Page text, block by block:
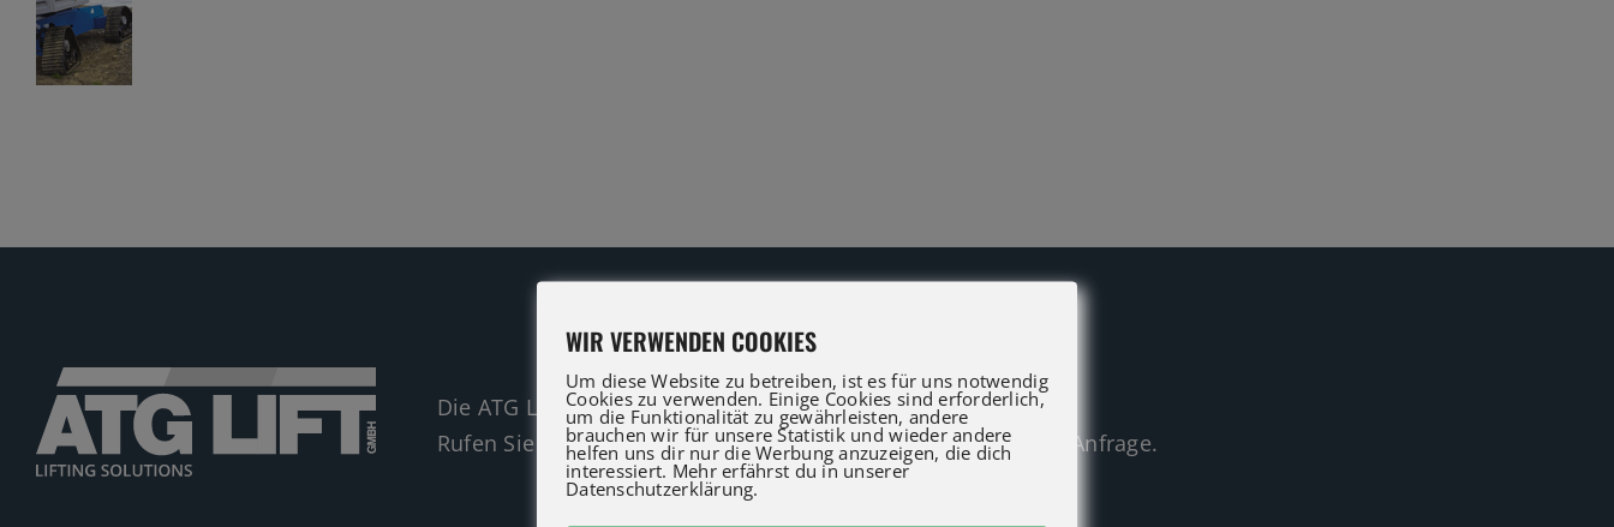
Die ATG LIFT Profis für Verkauf und Service beraten Sie gerne.
Rufen Sie an oder nutzen Sie unser Kontaktformular für eine Anfrage.
WIR VERWENDEN COOKIES
Um diese Website zu betreiben, ist es für uns notwendig
Cookies zu verwenden. Einige Cookies sind erforderlich,
um die Funktionalität zu gewährleisten, andere
brauchen wir für unsere Statistik und wieder andere
helfen uns dir nur die Werbung anzuzeigen, die dich
interessiert. Mehr erfährst du in unserer
Datenschutzerklärung.